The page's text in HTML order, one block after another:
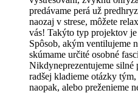
predávame perá už
naozaj v strese, môžete
vás! Takýto typ projektov
Spôsob, akým ventilujeme
skúmame určité osobné
Nikdyneprezentujeme
radšej kladieme otázky
naopak, alebo preženieme